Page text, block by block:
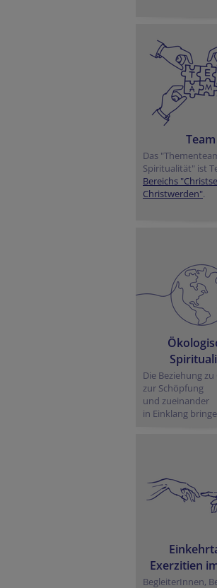
Team
Das
Spiritualität" ist
Bereichs
Christwerden".
Die Beziehung zu
zur Schöpfung
und zueinander
in Einklang
Exerzitien
BegleiterInnen,